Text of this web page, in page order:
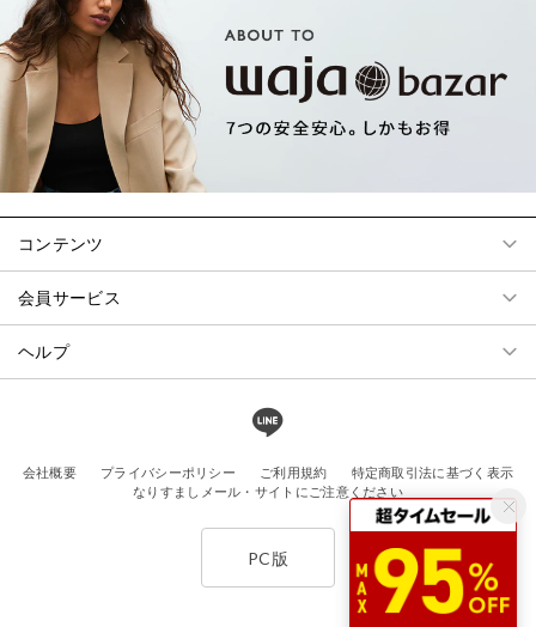
コンテンツ
会員サービス
ヘルプ
会社概要 プライバシーポリシー ご利用規約
特定商取引法に基づく表示
なりすましメール・サイトにご注意ください
PC版